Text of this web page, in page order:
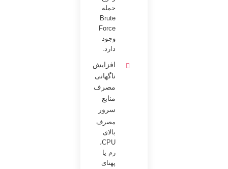
حمله
Brute
Force
وجود
دارد.
افزایش
ناگهانی
مصرف
منابع
سرور
مصرف
بالای
CPU،
رم یا
پهنای